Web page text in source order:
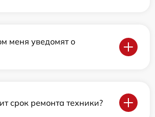
меня уведомят о
срок ремонта техники?